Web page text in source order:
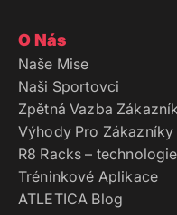
O Nás
Naše Mise
Naši Sportovci
Zpětná Vazba
Výhody Pro Zákazníky
R8 Racks – technologie
Tréninkové Aplikace
ATLETICA Blog